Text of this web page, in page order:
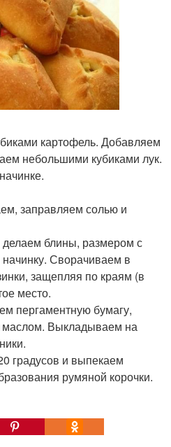
картофель. Добавляем
небольшими кубиками лук.
заправляем солью и
блины, размером с
Сворачиваем в
защепляя по краям (в
место.
пергаментную бумагу,
маслом. Выкладываем на
градусов и выпекаем
румяной корочки.